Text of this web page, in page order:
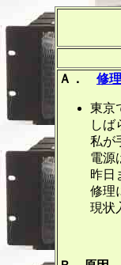
Ａ． 修
東京
しば
私が
電源
昨日
修理
現状